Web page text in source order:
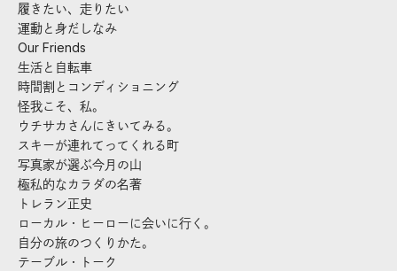
履きたい、走りたい
運動と身だしなみ
Our Friends
生活と自転車
時間割とコンディショニング
怪我こそ、私。
ウチサカさんにきいてみる。
スキーが連れてってくれる町
写真家が選ぶ今月の山
極私的なカラダの名著
トレラン正史
ローカル・ヒーローに会いに行く。
自分の旅のつくりかた。
テーブル・トーク